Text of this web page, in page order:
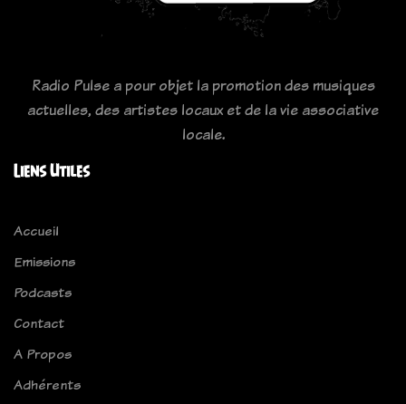
Radio Pulse a pour objet la promotion des musiques
actuelles, des artistes locaux et de la vie associative
locale.
Liens Utiles
Accueil
Emissions
Podcasts
Contact
A Propos
Adhérents